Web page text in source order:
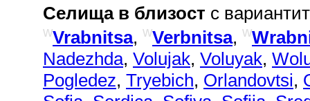
Селища в близост с
wVrabnitsa, wVerbnitsa, w
Nadezhda, Volujak, Voluyak,
Pogledez, Tryebich, Orlandovtsi,